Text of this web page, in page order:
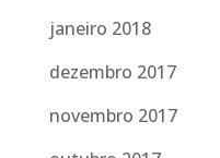
janeiro 2018
dezembro 2017
novembro 2017